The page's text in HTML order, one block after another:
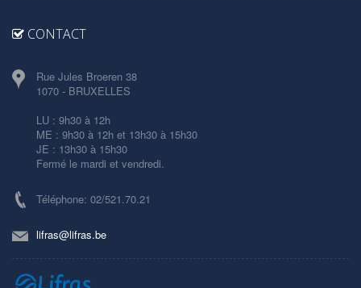
CONTACT
Rue Jules Broeren 38
1070 - BRUXELLES
LU : 9h30 à 12h
ME : 9h30 à 12h et 13h30 à 15h30
JE : 13h30 à 15h30
Fermé le mardi et vendredi.
Téléphone: 02/521.70.21
lifras@lifras.be